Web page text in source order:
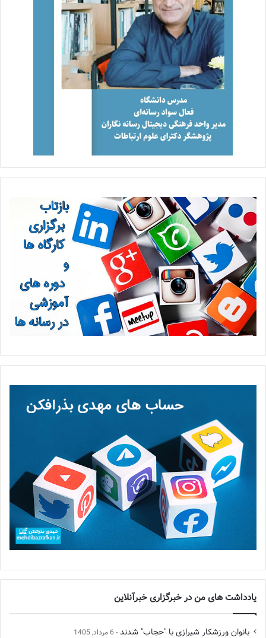
یادداشت های من در خبرگزاری خبرآنلاین
بانوان ورزشکار شیرازی با "حجاب" شدند 6 مرداد, 1405